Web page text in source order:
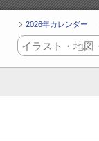
2026年カレンダー